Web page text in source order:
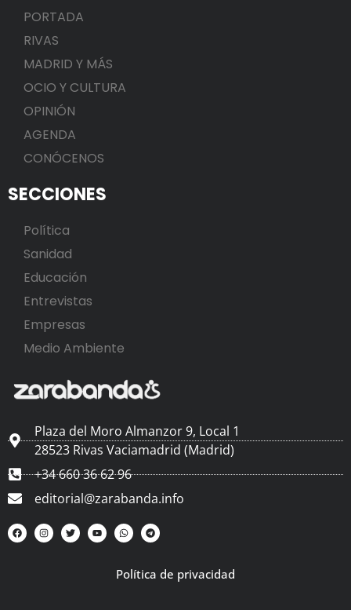
PORTADA
RIVAS
MADRID Y MÁS
OCIO Y CULTURA
OPINIÓN
AGENDA
CONÓCENOS
SECCIONES
Política
Sanidad
Educación
Entrevistas
Empresas
Medio Ambiente
Plaza del Moro Almanzor 9, Local 1
28523 Rivas Vaciamadrid (Madrid)
+34 660 36 62 96
editorial@zarabanda.info
Política de privacidad